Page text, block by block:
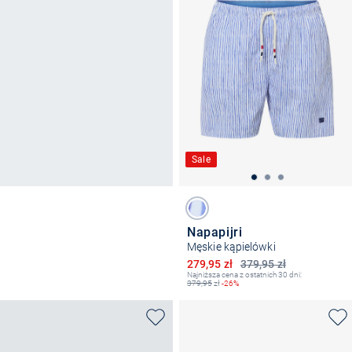
Sale
Napapijri
Męskie kąpielówki
379,95 zł
Obniżona cena
279,95 zł
Najniższa cena z ostatnich 30 dni:
379,95zł-26%